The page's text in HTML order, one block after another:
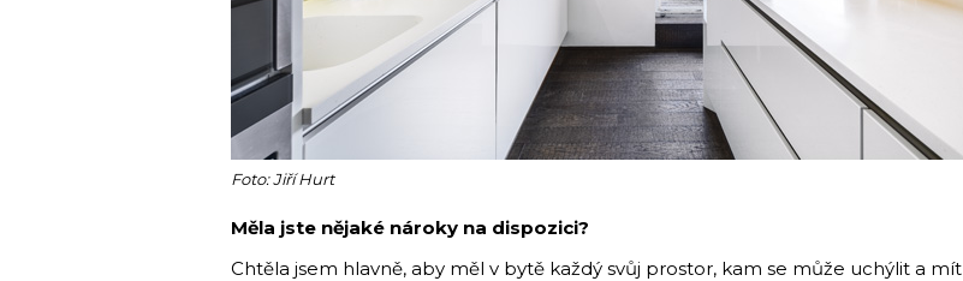
Foto: Jiří Hurt
Měla jste nějaké nároky na dispozici?
Chtěla jsem hlavně, aby měl v bytě kaž­dý svůj prostor, kam se může uchýlit a mít